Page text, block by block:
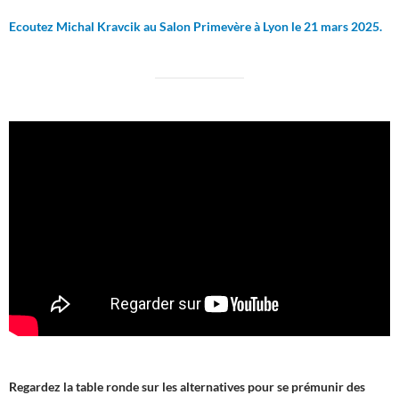
Ecoutez Michal Kravcik au Salon Primevère à Lyon le 21 mars 2025.
Regardez la table ronde sur les alternatives pour se prémunir des